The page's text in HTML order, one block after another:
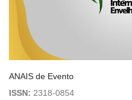
ANAIS de Evento
ISSN: 2318-0854